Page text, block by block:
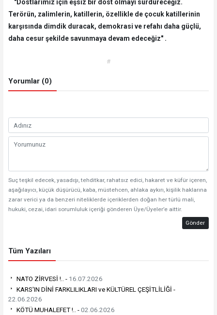
"Dostlarımız için eşsiz bir dost olmayı sürdüreceğiz.
Terörün, zalimlerin, katillerin, özellikle de çocuk katillerinin
karşısında dimdik duracak, demokrasi ve refahı daha güçlü,
daha cesur şekilde savunmaya devam edeceğiz" .
#
Yorumlar (0)
Suç teşkil edecek, yasadışı, tehditkar, rahatsız edici, hakaret ve küfür içeren,
aşağılayıcı, küçük düşürücü, kaba, müstehcen, ahlaka aykırı, kişilik haklarına
zarar verici ya da benzeri niteliklerde içeriklerden doğan her türlü mali,
hukuki, cezai, idari sorumluluk içeriği gönderen Üye/Üyeler’e aittir.
Gönder
Tüm Yazıları
NATO ZİRVESİ !.. - 16.07.2026
KARS'IN DİNİ FARKLILIKLARI ve KÜLTÜREL ÇEŞİTLİLİĞİ -
22.06.2026
KÖTÜ MUHALEFET !.. -02.06.2026